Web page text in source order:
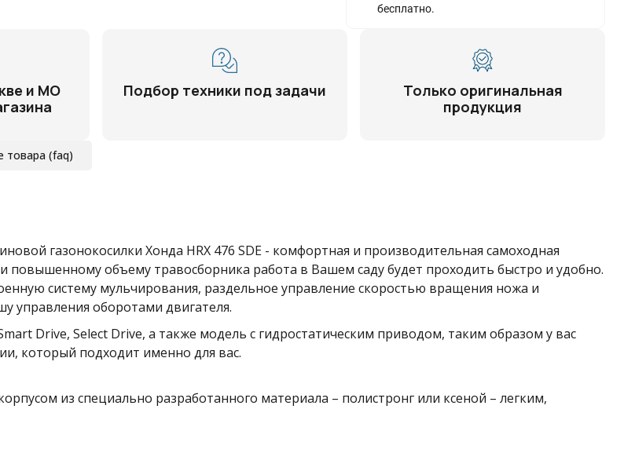
бесплатно.
и МО
Подбор техники под задачи
Только оригинальная
продукция
товара (faq)
газонокосилки Хонда HRX 476 SDE - комфортная и производительная самоходная
повышенному объему травосборника работа в Вашем саду будет проходить быстро и удобно.
систему мульчирования, раздельное управление скоростью вращения ножа и
управления оборотами двигателя.
Drive, Select Drive, а также модель с гидростатическим приводом, таким образом у вас
который подходит именно для вас.
из специально разработанного материала – полистронг или ксеной – легким,